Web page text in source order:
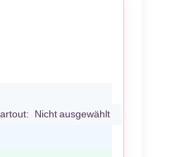
Nicht ausgewählt